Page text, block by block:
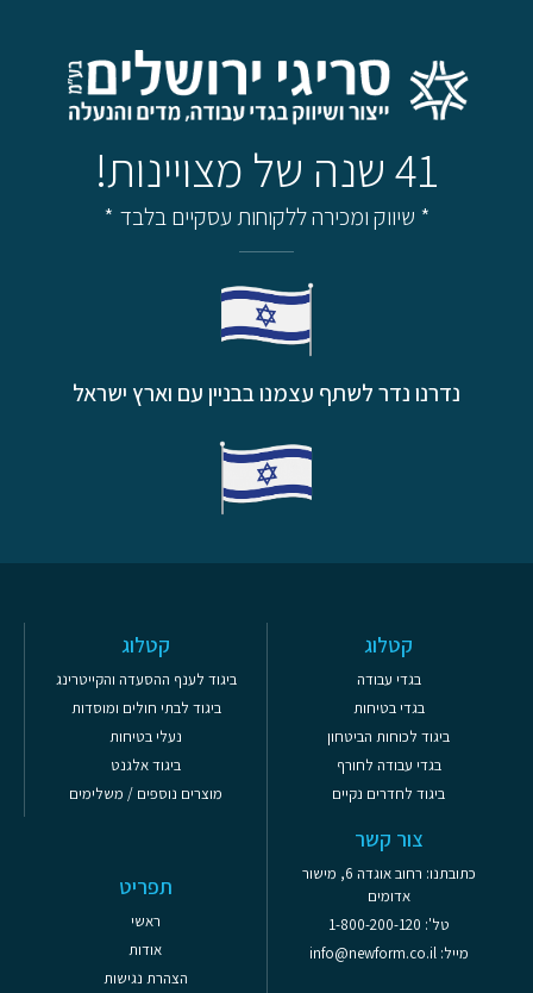
41 שנה של מצויינות!
* שיווק ומכירה ללקוחות עסקיים בלבד *
נדרנו נדר לשתף עצמנו בבניין עם וארץ ישראל
קטלוג
בגדי עבודה
בגדי בטיחות
ביגוד לכוחות הביטחון
בגדי עבודה לחורף
ביגוד לחדרים נקיים
קטלוג
ביגוד לענף ההסעדה והקייטרינג
ביגוד לבתי חולים ומוסדות
נעלי בטיחות
ביגוד אלגנט
מוצרים נוספים / משלימים
צור קשר
כתובתנו: רחוב אוגדה 6, מישור
אדומים
טל': 1-800-200-120
מייל: info@newform.co.il
תפריט
ראשי
אודות
הצהרת נגישות